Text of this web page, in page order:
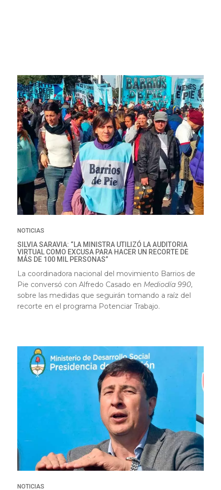
NOTICIAS
SILVIA SARAVIA: “LA MINISTRA UTILIZÓ LA AUDITORIA
VIRTUAL COMO EXCUSA PARA HACER UN RECORTE DE
MÁS DE 100 MIL PERSONAS”
La coordinadora nacional del movimiento Barrios de
Pie conversó con Alfredo Casado en Mediodía 990,
sobre las medidas que seguirán tomando a raíz del
recorte en el programa Potenciar Trabajo.
NOTICIAS